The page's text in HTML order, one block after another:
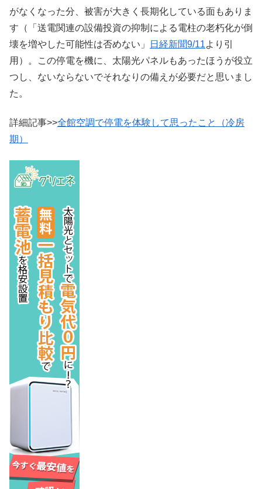
がなくなった分、被害が大きく長期化している面もありま
す（「送電関連の設備投資の抑制による電柱の老朽化が倒
壊を増やした可能性は否めない」
日経新聞9/11より引
用）。この停電を機に、太陽光パネルもあったほうが役立
つし、ないならないでそれなりの備えが必要だと思いまし
た。
詳細記事>>全館空調で停電を体験して思ったこと（冷房
期）